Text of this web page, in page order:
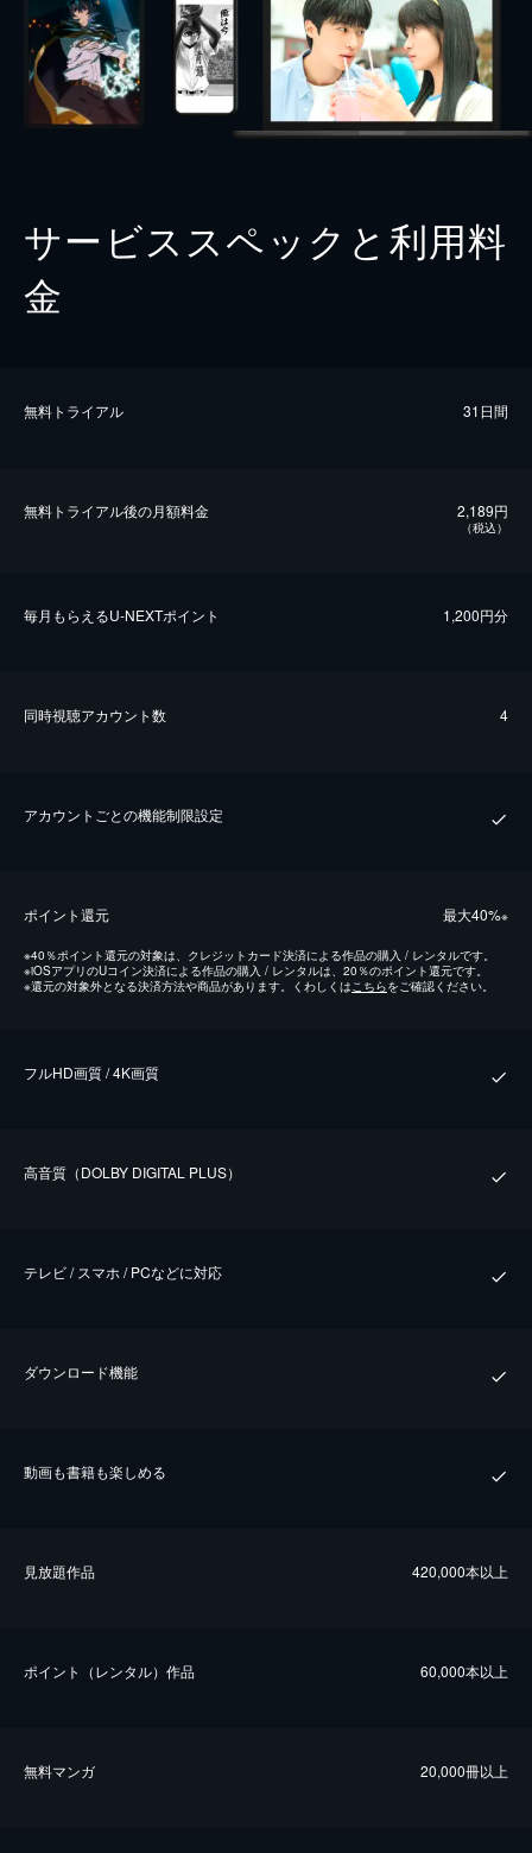
サービススペックと利用料
金
無料トライアル 31日間
無料トライアル後の⽉額料金 2,189円
（税込）
毎⽉もらえるU-NEXTポイント 1,200円分
同時視聴アカウント数 4
アカウントごとの機能制限設定
ポイント還元 最⼤40%※
※40％ポイント還元の対象は、クレジットカード決済による作品の購入 / レンタルです。
※iOSアプリのUコイン決済による作品の購入 / レンタルは、20％のポイント還元です。
※還元の対象外となる決済方法や商品があります。くわしくは こちらをご確認ください。
フルHD画質 / 4K画質
⾼⾳質（DOLBY DIGITAL PLUS）
テレビ / スマホ / PCなどに対応
ダウンロード機能
動画も書籍も楽しめる
⾒放題作品 420,000本以上
ポイント（レンタル）作品 60,000本以上
無料マンガ 20,000冊以上